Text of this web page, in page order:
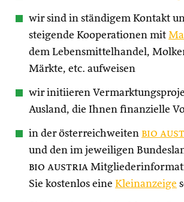
wir sind in ständigem Kontakt
steigende Kooperationen mit
dem Lebensmittelhandel,
Märkte, etc. aufweisen
wir initiieren
Ausland, die Ihnen finanzielle
in der österreichweiten bio
und den im jeweiligen
bio austria
Sie kostenlos eine Kleinanzeige